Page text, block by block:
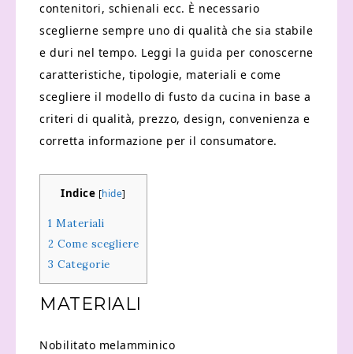
contenitori, schienali ecc. È necessario
sceglierne sempre uno di qualità che sia stabile
e duri nel tempo. Leggi la guida per conoscerne
caratteristiche, tipologie, materiali e come
scegliere il modello di fusto da cucina in base a
criteri di qualità, prezzo, design, convenienza e
corretta informazione per il consumatore.
Indice [hide]
1 Materiali
2 Come scegliere
3 Categorie
MATERIALI
Nobilitato melamminico